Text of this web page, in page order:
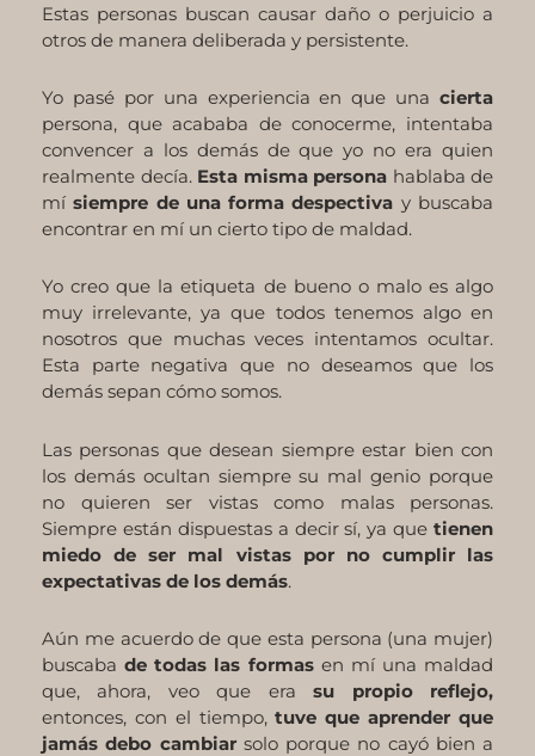
Estas personas buscan causar daño o perjuicio a
otros de manera deliberada y persistente.
Yo pasé por una experiencia en que una cierta
persona, que acababa de conocerme, intentaba
convencer a los demás de que yo no era quien
realmente decía. Esta misma persona hablaba de
mísiempre de una forma despectiva y buscaba
encontrar en mí un cierto tipo de maldad.
Yo creo que la etiqueta de bueno o malo es algo
muy irrelevante, ya que todos tenemos algo en
nosotros que muchas veces intentamos ocultar.
Esta parte negativa que no deseamos que los
demás sepan cómo somos.
Las personas que desean siempre estar bien con
los demás ocultan siempre su mal genio porque
no quieren ser vistas como malas personas.
Siempre están dispuestas a decir sí, ya que tienen
miedo de ser mal vistas por no cumplir las
expectativas de los demás.
Aún me acuerdo de que esta persona (una mujer)
buscabade todas las formasen mí una maldad
que, ahora, veo que erasu propio reflejo,
entonces, con el tiempo,tuve que aprender que
jamás debo cambiarsolo porque no cayó bien a